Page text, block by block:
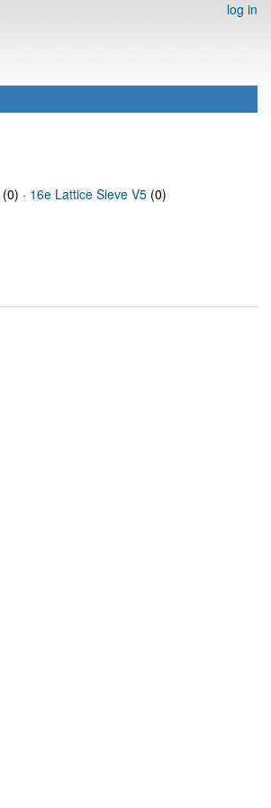
log in
(0) · 16e Lattice Sieve V5 (0)